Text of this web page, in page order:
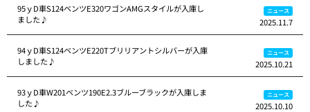
95ｙD車S124ベンツE320ワゴンAMGスタイルが入庫し
ました♪
ニュース
2025.11.7
94ｙD車S124ベンツE220Tブリリアントシルバーが入庫
しました♪
ニュース
2025.10.21
93ｙD車W201ベンツ190E2.3ブルーブラックが入庫しま
した♪
ニュース
2025.10.10